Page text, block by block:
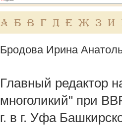
А Б В Г Д Е Ж З И
Бродова Ирина
Главный редактор
многоликий" при
г. в г. Уфа